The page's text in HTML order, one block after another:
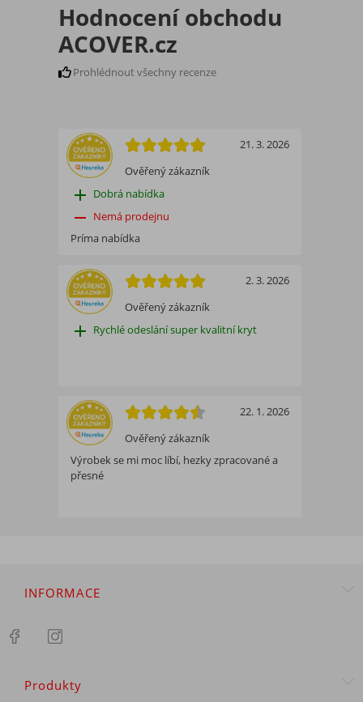
Hodnocení obchodu
ACOVER.cz
Prohlédnout všechny recenze
Ověřený zákazník
21. 3. 2026
add Dobrá nabídka
remove Nemá prodejnu
Príma nabídka
Ověřený zákazník
2. 3. 2026
add Rychlé odeslání super kvalitní kryt
Ověřený zákazník
22. 1. 2026
Výrobek se mi moc líbí, hezky zpracované a
přesné
INFORMACE
Produkty